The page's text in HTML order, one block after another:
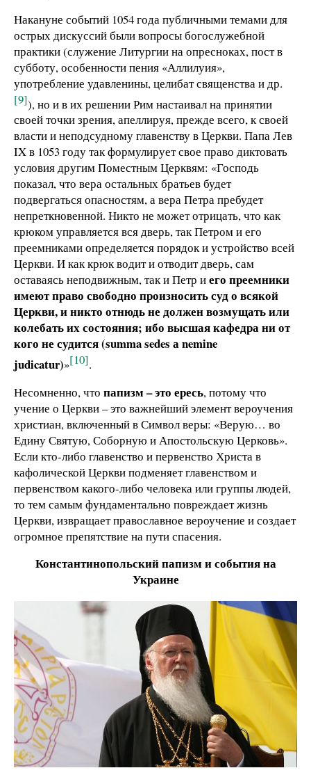
Накануне событий 1054 года публичными темами для
острых дискуссий были вопросы богослужебной
практики (служение Литургии на опресноках, пост в
субботу, особенности пения «Аллилуия»,
употребление удавленины, целибат священства и др.
[9]), но и в их решении Рим настаивал на принятии
своей точки зрения, апеллируя, прежде всего, к своей
власти и неподсудному главенству в Церкви. Папа Лев
IX в 1053 году так формулирует свое право диктовать
условия другим Поместным Церквям: «Господь
показал, что вера остальных братьев будет
подвергаться опасностям, а вера Петра пребудет
непреткновенной. Никто не может отрицать, что как
крюком управляется вся дверь, так Петром и его
преемниками определяется порядок и устройство всей
Церкви. И как крюк водит и отводит дверь, сам
оставаясь неподвижным, так и Петр иего преемники
имеют право свободно произносить суд о всякой
Церкви, и никто отнюдь не должен возмущать или
колебать их состояния; ибо высшая кафедра ни от
кого не судится (summa sedes а nemine
judicatur)»[10].
Несомненно, что папизм – это ересь, потому что
учение о Церкви – это важнейший элемент вероучения
христиан, включенный в Символ веры: «Верую… во
Едину Святую, Соборную и Апостольскую Церковь».
Если кто-либо главенство и первенство Христа в
кафолической Церкви подменяет главенством и
первенством какого-либо человека или группы людей,
то тем самым фундаментально повреждает жизнь
Церкви, извращает православное вероучение и создает
огромное препятствие на пути спасения.
Константинопольский папизм и события на
Украине